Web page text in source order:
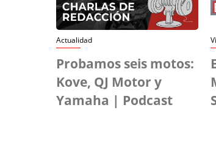
Actualidad
Probamos seis motos:
Kove, QJ Motor y
Yamaha | Podcast